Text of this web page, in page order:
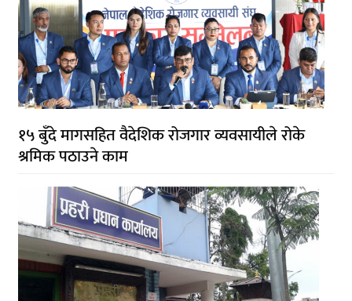
१५ बुँदे मागसहित वैदेशिक रोजगार व्यवसायीले रोके
श्रमिक पठाउने काम